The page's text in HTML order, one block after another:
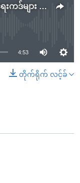
ကချင်စစ်ရှောင်တွေကို နိုင်ငံသားစိစစ်ရေးကဒ်များ ထုတ်ပေးခဲ့
available
4:53
တိုက်ရိုက် လင့်ခ်